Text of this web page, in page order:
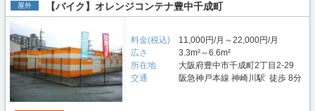
屋外 【バイク】オレンジコンテナ豊中千成町
料金(税込)
11,000円/月～22,000円/月
広さ
3.3m²～6.6m²
所在地
大阪府豊中市千成町2丁目2-29
交通
阪急神戸本線 神崎川駅 徒歩 8分